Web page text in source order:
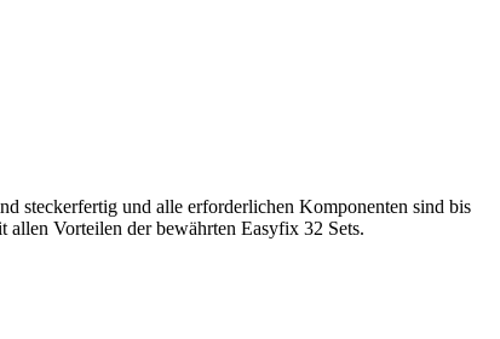
steckerfertig und alle erforderlichen Komponenten sind bis
Vorteilen der bewährten Easyfix 32 Sets.